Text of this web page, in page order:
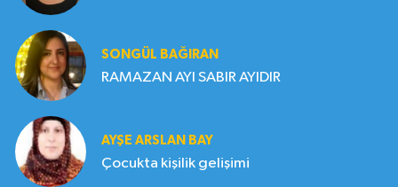
SONGÜL BAĞIRAN
RAMAZAN AYI SABIR AYIDIR
AYŞE ARSLAN BAY
Çocukta kişilik gelişimi